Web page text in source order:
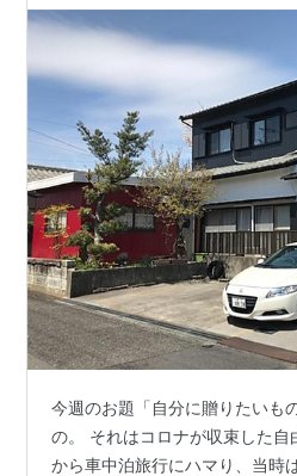
今週のお題「自分に贈りたいも
の。 それはコロナが収束した
から車中泊旅行にハマり、当時